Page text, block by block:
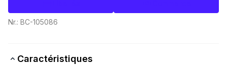
Nr.: BC-105086
Caractéristiques